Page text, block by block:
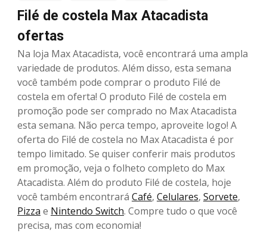
Filé de costela Max Atacadista
ofertas
Na loja Max Atacadista, você encontrará uma ampla
variedade de produtos. Além disso, esta semana
você também pode comprar o produto Filé de
costela em oferta! O produto Filé de costela em
promoção pode ser comprado no Max Atacadista
esta semana. Não perca tempo, aproveite logo! A
oferta do Filé de costela no Max Atacadista é por
tempo limitado. Se quiser conferir mais produtos
em promoção, veja o folheto completo do Max
Atacadista. Além do produto Filé de costela, hoje
você também encontrará Café, Celulares, Sorvete,
Pizza e Nintendo Switch. Compre tudo o que você
precisa, mas com economia!